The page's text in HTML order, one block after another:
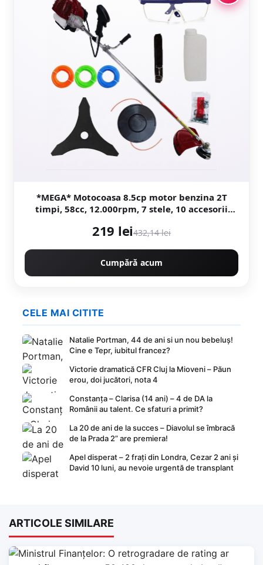
*MEGA* Motocoasa 8.5cp motor benzina 2T
timpi, 58cc, 12.000rpm, 7 stele, 10 accesorii
CMP1546
219 lei432,14 lei
Cumpără acum
CELE MAI CITITE
Natalie Portman, 44 de ani si un nou bebeluș!
Cine e Tepr, iubitul francez?
Victorie dramatică CFR Cluj la Mioveni – Păun
erou, doi jucători, nota 4
Constanța – Clarisa (14 ani) – 4 de DA la
Românii au talent. Ce sfaturi a primit?
La 20 de ani de la succes – Diavolul se îmbracă
de la Prada 2” are premiera!
Apel disperat – 2 frați din Londra, Cezar 2 ani și
David 10 luni, au nevoie urgentă de transplant
ARTICOLE SIMILARE